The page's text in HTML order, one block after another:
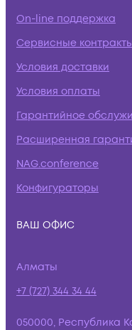
On-line поддержка
Сервисные
Условия доставки
Условия оплаты
Гарантийное
Расширенная
NAG.conference
Конфигураторы
ВАШ ОФИС
Алматы
+7 (727) 344 34 44
050000, Республика